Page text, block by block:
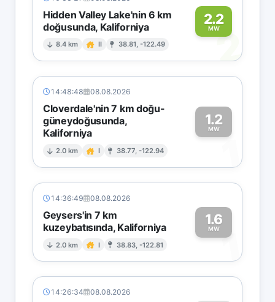
Hidden Valley Lake'nin 6 km
doğusunda, Kaliforniya
8.4 km II 38.81, -122.49
2.2
MW2
14:48:48 08.08.2026
Cloverdale'nin 7 km doğu-
güneydoğusunda,
Kaliforniya
2.0 km I 38.77, -122.94
1.2
MW
1
14:36:49 08.08.2026
Geysers'in 7 km
kuzeybatısında, Kaliforniya
2.0 km I 38.83, -122.81
1.6
MW1
14:26:34 08.08.2026